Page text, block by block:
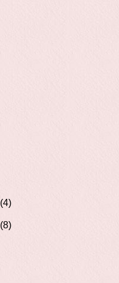
(4)
(8)